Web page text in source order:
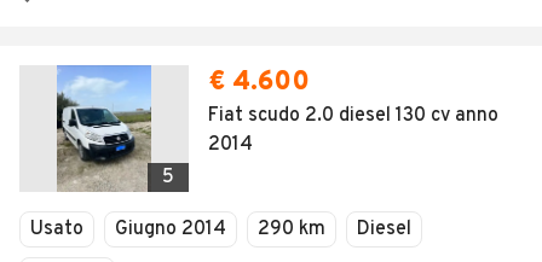
5
€ 4.600
Fiat scudo 2.0 diesel 130 cv anno
2014
Usato Giugno 2014 290 km
Diesel